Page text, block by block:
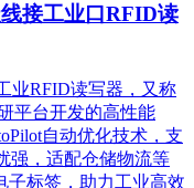
接工业口RFID读
业RFID读写器，又称
平台开发的高性能
自动优化技术，支
强，适配仓储物流等
子标签，助力工业高效